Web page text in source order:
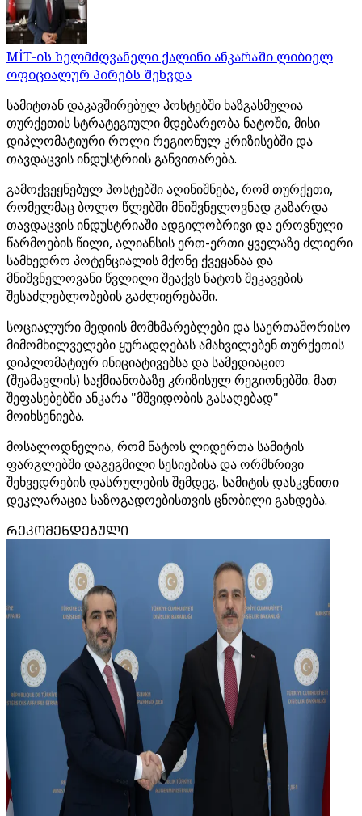
MİT-ის ხელმძღვანელი ქალინი ანკარაში ლიბიელ
ოფიციალურ პირებს შეხვდა
სამიტთან დაკავშირებულ პოსტებში ხაზგასმულია
თურქეთის სტრატეგიული მდებარეობა ნატოში, მისი
დიპლომატიური როლი რეგიონულ კრიზისებში და
თავდაცვის ინდუსტრიის განვითარება.
გამოქვეყნებულ პოსტებში აღინიშნება, რომ თურქეთი,
რომელმაც ბოლო წლებში მნიშვნელოვნად გაზარდა
თავდაცვის ინდუსტრიაში ადგილობრივი და ეროვნული
წარმოების წილი, ალიანსის ერთ-ერთი ყველაზე ძლიერი
სამხედრო პოტენციალის მქონე ქვეყანაა და
მნიშვნელოვანი წვლილი შეაქვს ნატოს შეკავების
შესაძლებლობების გაძლიერებაში.
სოციალური მედიის მომხმარებლები და საერთაშორისო
მიმომხილველები ყურადღებას ამახვილებენ თურქეთის
დიპლომატიურ ინიციატივებსა და სამედიაციო
(შუამავლის) საქმიანობაზე კრიზისულ რეგიონებში. მათ
შეფასებებში ანკარა "მშვიდობის გასაღებად"
მოიხსენიება.
მოსალოდნელია, რომ ნატოს ლიდერთა სამიტის
ფარგლებში დაგეგმილი სესიებისა და ორმხრივი
შეხვედრების დასრულების შემდეგ, სამიტის დასკვნითი
დეკლარაცია საზოგადოებისთვის ცნობილი გახდება.
ᲠᲔᲙᲝᲛᲔᲜᲓᲔᲑᲣᲚᲘ